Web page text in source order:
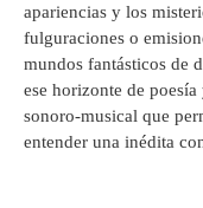
apariencias y los
fulguraciones o
mundos fantásticos de
ese horizonte de
sonoro-musical que
entender una inédita